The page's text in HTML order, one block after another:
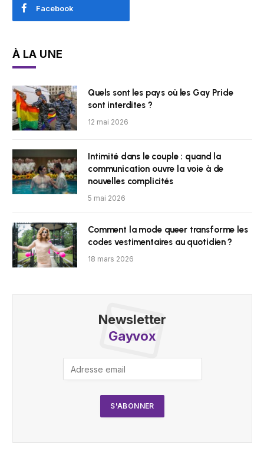
Facebook
À LA UNE
Quels sont les pays où les Gay Pride
sont interdites ?
12 mai 2026
Intimité dans le couple : quand la
communication ouvre la voie à de
nouvelles complicités
5 mai 2026
Comment la mode queer transforme les
codes vestimentaires au quotidien ?
18 mars 2026
Newsletter
Gayvox